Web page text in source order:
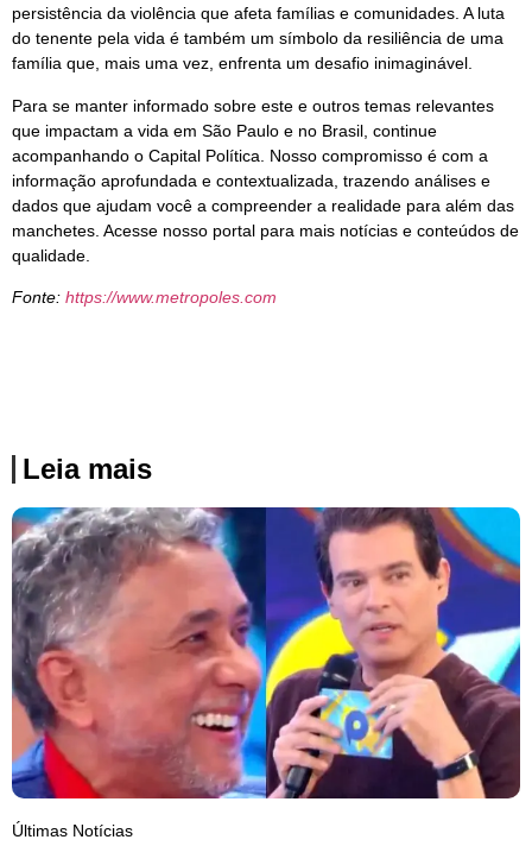
persistência da violência que afeta famílias e comunidades. A luta
do tenente pela vida é também um símbolo da resiliência de uma
família que, mais uma vez, enfrenta um desafio inimaginável.
Para se manter informado sobre este e outros temas relevantes
que impactam a vida em São Paulo e no Brasil, continue
acompanhando o Capital Política. Nosso compromisso é com a
informação aprofundada e contextualizada, trazendo análises e
dados que ajudam você a compreender a realidade para além das
manchetes. Acesse nosso portal para mais notícias e conteúdos de
qualidade.
Fonte: https://www.metropoles.com
Leia mais
Últimas Notícias